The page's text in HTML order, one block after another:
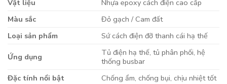
Vật liệu
Nhựa epoxy cách điện cao cấp
Màu sắc
Đỏ gạch / Cam đất
Loại sản phẩm
Sứ cách điện đỡ thanh cái hạ thế
Ứng dụng
Tủ điện hạ thế, tủ phân phối, hệ
thống busbar
Đặc tính nổi bật
Chống ẩm, chống bụi, chịu nhiệt tốt